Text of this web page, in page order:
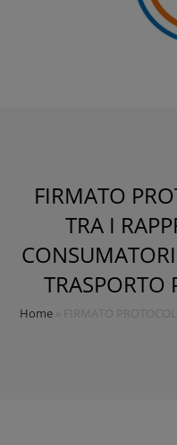
FIRMATO
TRA I
TRASPORTO
Home FIRMATO